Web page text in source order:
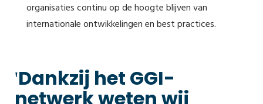
organisaties continu op de hoogte blijven van
internationale ontwikkelingen en best practices.
Dankzij het GGI-
netwerk weten wij